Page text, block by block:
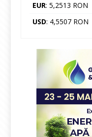
EUR: 5,2513 RON
USD: 4,5507 RON